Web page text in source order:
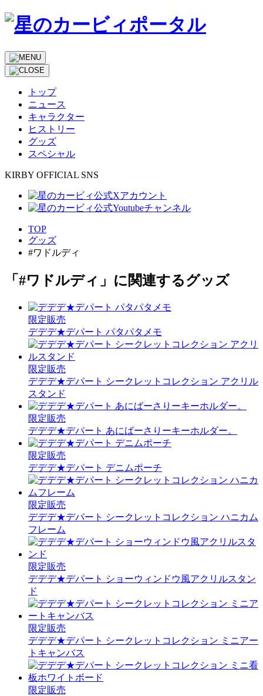
トップ
ニュース
キャラクター
ヒストリー
グッズ
スペシャル
KIRBY OFFICIAL SNS
TOP
グッズ
#ワドルディ
「#ワドルディ」に関連するグッズ
限定販売
デデデ★デパート パタパタメモ
限定販売
デデデ★デパート シークレットコレクション アクリル
スタンド
限定販売
デデデ★デパート あにばーさりーキーホルダー。
限定販売
デデデ★デパート デニムポーチ
限定販売
デデデ★デパート シークレットコレクション ハニカム
フレーム
限定販売
デデデ★デパート ショーウィンドウ風アクリルスタン
ド
限定販売
デデデ★デパート シークレットコレクション ミニアー
トキャンバス
限定販売